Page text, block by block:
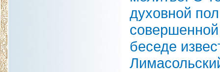
духовной
беседе